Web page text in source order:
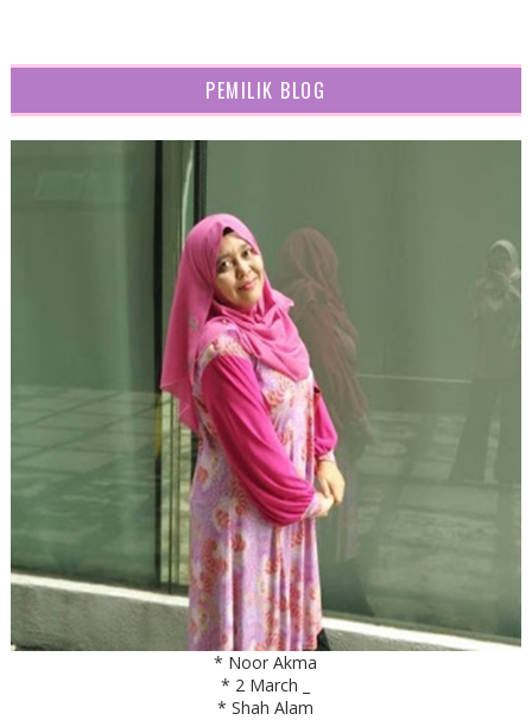
PEMILIK BLOG
* Noor Akma
* 2 March _
* Shah Alam